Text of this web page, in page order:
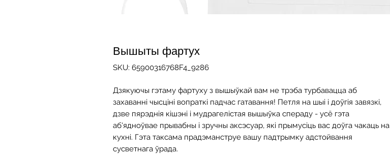
Вышыты фартух
SKU: 65900316768F4_9286
Дзякуючы гэтаму фартуху з вышыўкай вам не трэба турбавацца аб
захаванні чысціні вопраткі падчас гатавання! Петля на шыі і доўгія завязкі,
дзве пярэднія кішэні і мудрагелістая вышыўка спераду - усё гэта
аб'ядноўвае прывабны і зручны аксэсуар, які прымусіць вас доўга чакаць на
кухні. Гэта таксама прадэманструе вашу падтрымку адстойвання
сусветнага ўрада.